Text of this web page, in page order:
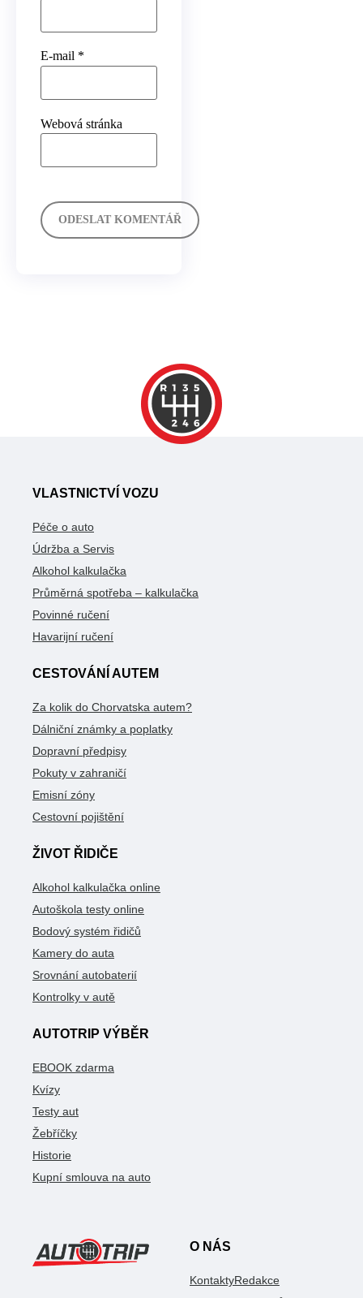
E-mail *
Webová stránka
VLASTNICTVÍ VOZU
Péče o auto
Údržba a Servis
Alkohol kalkulačka
Průměrná spotřeba – kalkulačka
Povinné ručení
Havarijní ručení
CESTOVÁNÍ AUTEM
Za kolik do Chorvatska autem?
Dálniční známky a poplatky
Dopravní předpisy
Pokuty v zahraničí
Emisní zóny
Cestovní pojištění
ŽIVOT ŘIDIČE
Alkohol kalkulačka online
Autoškola testy online
Bodový systém řidičů
Kamery do auta
Srovnání autobaterií
Kontrolky v autě
AUTOTRIP VÝBĚR
EBOOK zdarma
Kvízy
Testy aut
Žebříčky
Historie
Kupní smlouva na auto
O NÁS
KontaktyRedakce